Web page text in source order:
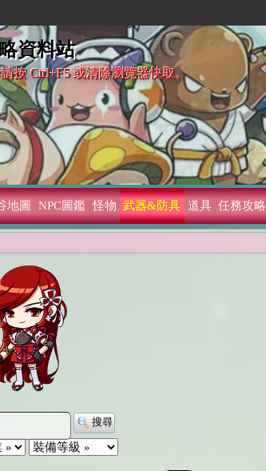
資料站
按 Ctrl+F5 或清除瀏覽器快取。
地圖 NPC圖鑑 怪物 武器&防具 道具 任務攻略
搜尋